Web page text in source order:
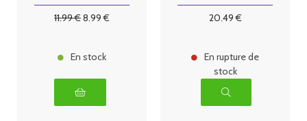
11.99€8.99 €
En stock
20.49€
En rupture de
stock